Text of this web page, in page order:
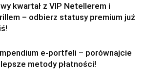
kwartał z VIP Netellerem i
– odbierz statusy premium już
e-portfeli – porównajcie
metody płatności!